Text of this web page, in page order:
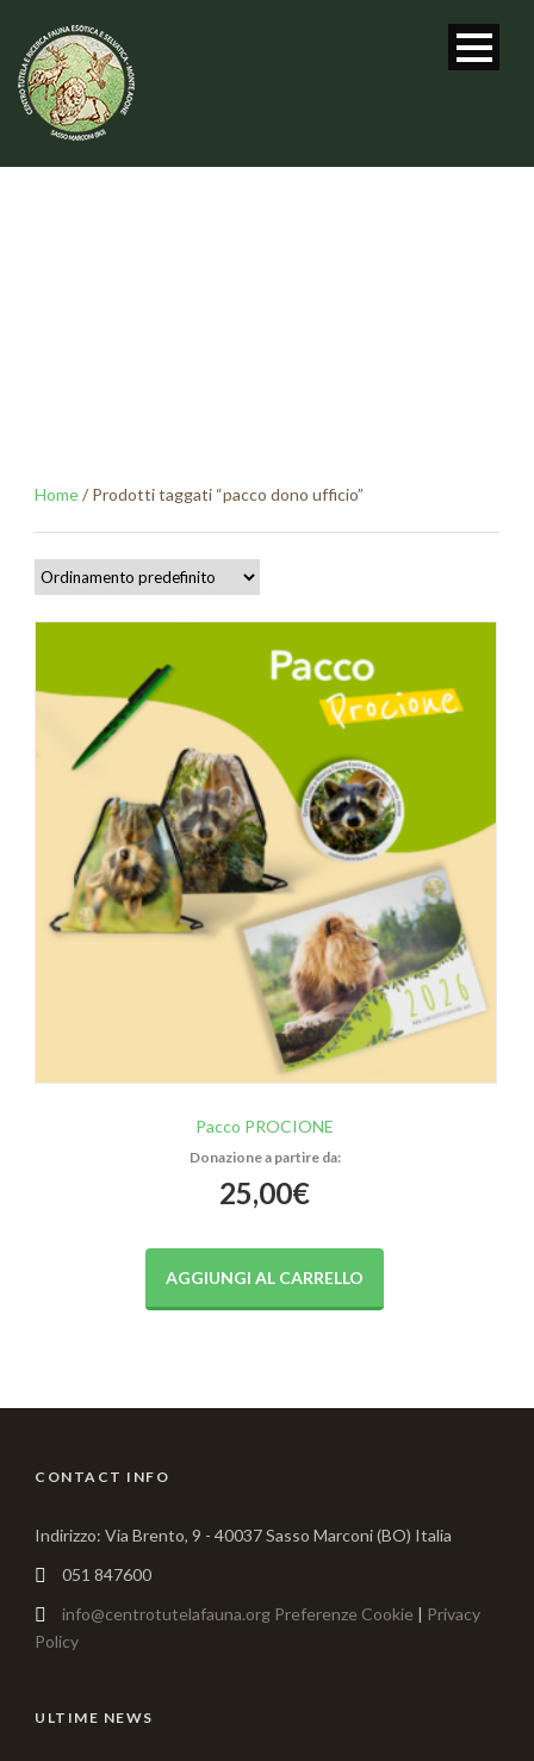
Home/ Prodotti taggati “pacco dono ufficio”
Pacco PROCIONE
25,00€
AGGIUNGI AL CARRELLO
CONTACT INFO
Indirizzo: Via Brento, 9 - 40037 Sasso Marconi (BO) Italia
051 847600
info@centrotutelafauna.org Preferenze Cookie | Privacy
Policy
ULTIME NEWS